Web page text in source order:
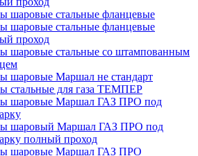
шаровые стальные фланцевые
шаровые стальные фланцевые
проход
шаровые стальные со штампованным
шаровые Маршал не стандарт
стальные для газа ТЕМПЕР
шаровые Маршал ГАЗ ПРО под
шаровый Маршал ГАЗ ПРО под
полный проход
шаровые Маршал ГАЗ ПРО